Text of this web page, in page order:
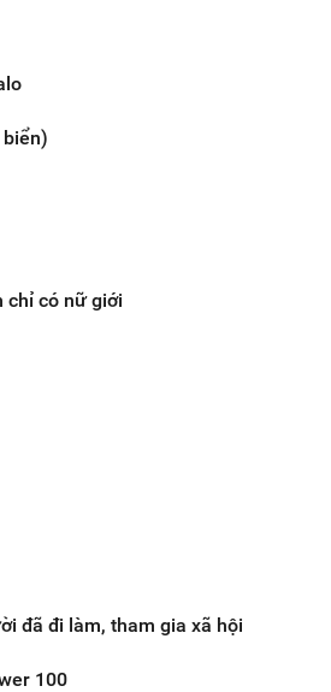
biển)
chỉ có nữ giới
đã đi làm, tham gia xã hội
100